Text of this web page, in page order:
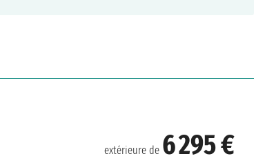
extérieure de 6 295 €